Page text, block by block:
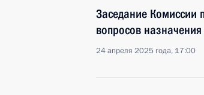
Заседание Комиссии
вопросов
24 апреля 2025 года, 17:00